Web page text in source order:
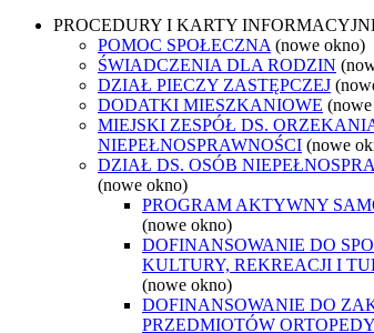
PROCEDURY I KARTY
POMOC SPOŁECZNA (nowe okno)
ŚWIADCZENIA DLA RODZIN
DZIAŁ PIECZY ZASTĘPCZEJ
DODATKI MIESZKANIOWE
MIEJSKI ZESPÓŁ DS.
NIEPEŁNOSPRAWNOŚCI (nowe
DZIAŁ DS. OSÓB
(nowe okno)
PROGRAM AKTYWNY
(nowe okno)
DOFINANSOWANIE DO
KULTURY, REKREACJI I
(nowe okno)
DOFINANSOWANIE DO
PRZEDMIOTÓW